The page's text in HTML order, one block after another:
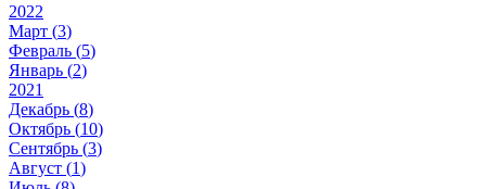
2022
Март (3)
Февраль (5)
Январь (2)
2021
Декабрь (8)
Октябрь (10)
Сентябрь (3)
Август (1)